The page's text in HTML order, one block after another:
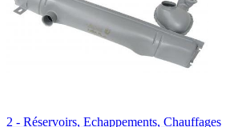
2 - Réservoirs, Echappements, Chauffages